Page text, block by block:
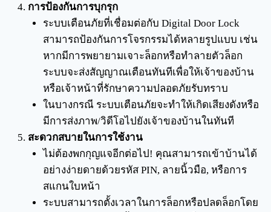
การป้องกันการบุกรุก
ระบบเตือนภัยที่เชื่อมต่อกับ Digital Door Lock
สามารถป้องกันการโจรกรรมได้หลายรูปแบบ เช่น
หากมีการพยายามเจาะล็อกหรือทำลายตัวล็อก
ระบบจะส่งสัญญาณเตือนทันทีเพื่อให้เจ้าของบ้าน
หรือเจ้าหน้าที่รักษาความปลอดภัยรับทราบ
ในบางกรณี ระบบเตือนภัยจะทำให้เกิดเสียงดังหรือ
มีการส่งภาพ/วิดีโอไปยังเจ้าของบ้านในทันที
สะดวกสบายในการใช้งาน
ไม่ต้องพกกุญแจอีกต่อไป! คุณสามารถเข้าบ้านได้
อย่างง่ายดายด้วยรหัส PIN, ลายนิ้วมือ, หรือการ
สแกนใบหน้า
ระบบสามารถตั้งเวลาในการล็อกหรือปลดล็อกโดย